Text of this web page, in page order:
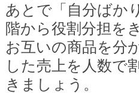
あとで「自分ばか
階から役割分担を
お互いの商品を分
した売上を人数で
きましょう。